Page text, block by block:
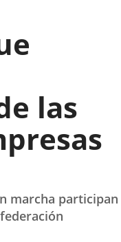
las
marcha participan